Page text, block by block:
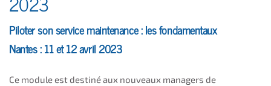
Piloter son service maintenance : les fondamentaux
Nantes : 11 et 12 avril 2023
Ce module est destiné aux nouveaux managers de